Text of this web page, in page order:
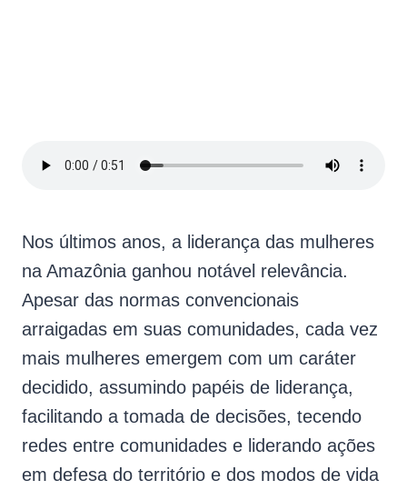
Nos últimos anos, a liderança das mulheres
na Amazônia ganhou notável relevância.
Apesar das normas convencionais
arraigadas em suas comunidades, cada vez
mais mulheres emergem com um caráter
decidido, assumindo papéis de liderança,
facilitando a tomada de decisões, tecendo
redes entre comunidades e liderando ações
em defesa do território e dos modos de vida